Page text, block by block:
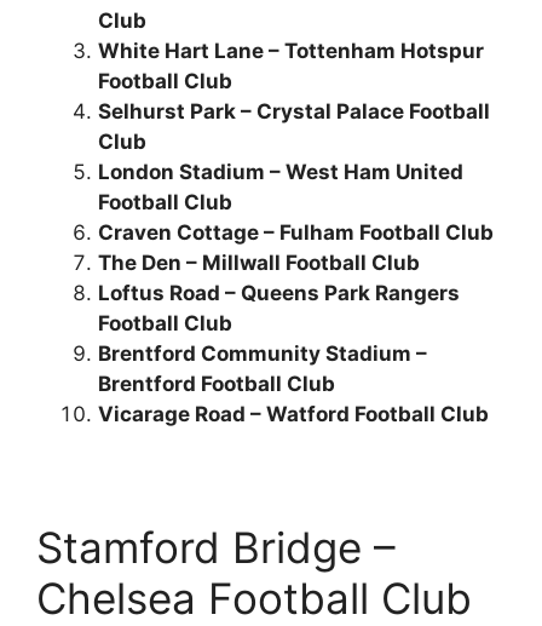
Club
White Hart Lane – Tottenham Hotspur
Football Club
Selhurst Park – Crystal Palace Football
Club
London Stadium – West Ham United
Football Club
Craven Cottage – Fulham Football Club
The Den – Millwall Football Club
Loftus Road – Queens Park Rangers
Football Club
Brentford Community Stadium –
Brentford Football Club
Vicarage Road – Watford Football Club
Stamford Bridge –
Chelsea Football Club